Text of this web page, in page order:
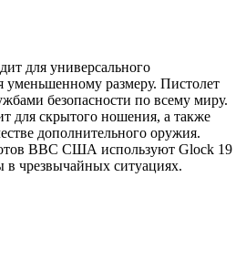
для универсального
уменьшенному размеру. Пистолет
безопасности по всему миру.
для скрытого ношения, а также
дополнительного оружия.
ВВС США используют Glock 19
в чрезвычайных ситуациях.